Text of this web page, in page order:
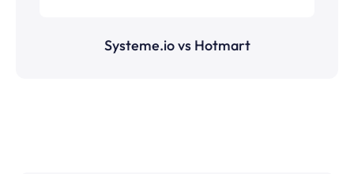
Systeme.io vs Hotmart